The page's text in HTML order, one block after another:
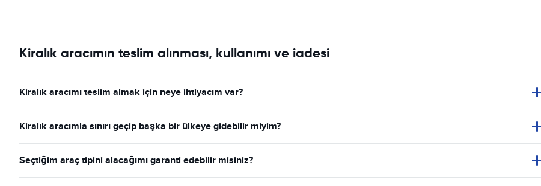
Kiralık aracımın teslim alınması, kullanımı ve iadesi
Kiralık aracımı teslim almak için neye ihtiyacım var?
Kiralık aracımla sınırı geçip başka bir ülkeye gidebilir miyim?
Seçtiğim araç tipini alacağımı garanti edebilir misiniz?